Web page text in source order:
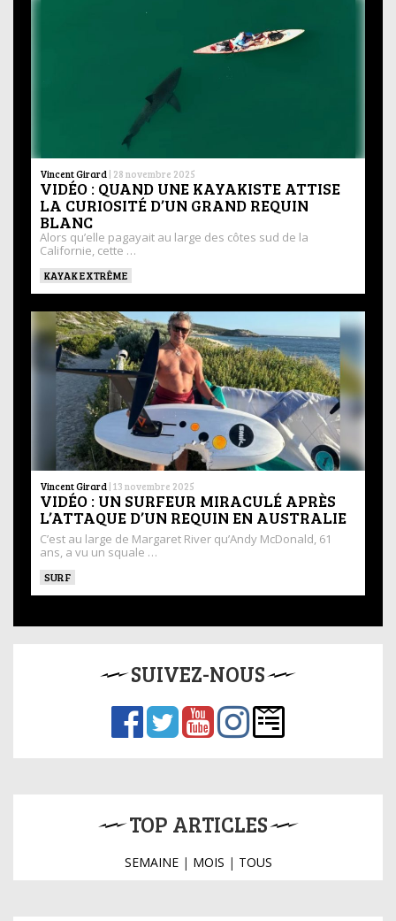
Vincent Girard | 28 novembre 2025
VIDÉO : QUAND UNE KAYAKISTE ATTISE
LA CURIOSITÉ D’UN GRAND REQUIN
BLANC
Alors qu’elle pagayait au large des côtes sud de la
Californie, cette …
KAYAK EXTRÊME
Vincent Girard | 13 novembre 2025
VIDÉO : UN SURFEUR MIRACULÉ APRÈS
L’ATTAQUE D’UN REQUIN EN AUSTRALIE
C’est au large de Margaret River qu’Andy McDonald, 61
ans, a vu un squale …
SURF
SUIVEZ-NOUS
TOP ARTICLES
SEMAINE| MOIS | TOUS